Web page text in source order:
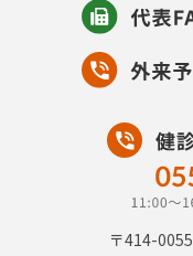
〒414-0055